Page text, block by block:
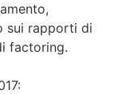
sui rapporti di
factoring.